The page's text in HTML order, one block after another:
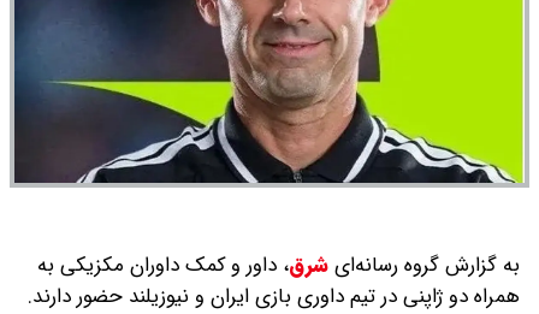
به گزارش گروه رسانه‌ایشرق، داور و کمک داوران مکزیکی به
همراه دو ژاپنی در تیم داوری بازی ایران و نیوزیلند حضور دارند.